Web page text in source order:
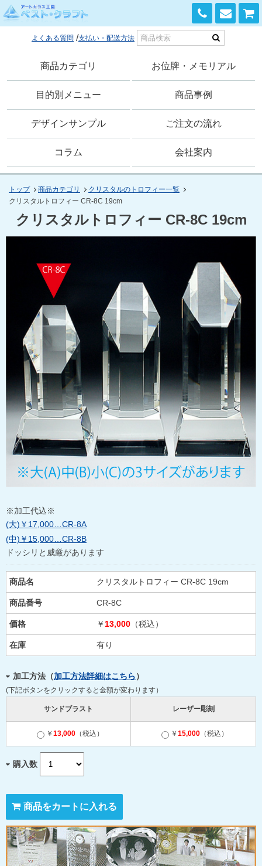
よくある質問 支払い・配送方法
0120-168-741
商品カテゴリ お位牌・メモリアル
目的別メニュー 商品事例
デザインサンプル ご注文の流れ
コラム 会社案内
トップ 商品カテゴリ
クリスタルのトロフィー一覧
クリスタルトロフィー CR-8C 19cm
クリスタルトロフィー CR-8C 19cm
※加工代込※
(大)￥17,000…CR-8A
(中)￥15,000…CR-8B
ドッシリと威厳があります
商品名 クリスタルトロフィー CR-8C 19cm
商品番号 CR-8C
価格 ￥ 13,000 （税込）
在庫 有り
加工方法（加工方法詳細はこちら）
(下記ボタンをクリックすると金額が変わります）
サンドブラスト レーザー彫刻
￥ 13,000（税込） ￥ 15,000 （税込）
購入数
商品をカートに入れる